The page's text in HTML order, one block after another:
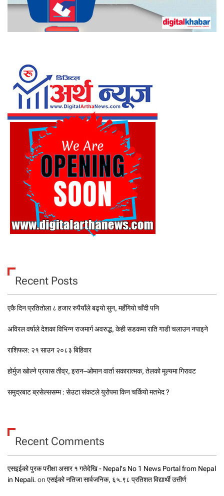
Recent Posts
एकै दिन प्रतितोला ८ हजार रुपैयाँले बढ्यो सुन, महँगियो चाँदी पनि
अविरल वर्षाले देशका विभिन्न राजमार्ग अवरुद्ध, केही सडकमा राति गाडी चलाउन नपाइने
राशिफल: २१ साउन २०८३ बिहिवार
होर्मुज खोल्ने प्रयास तीव्र, इरान–ओमान वार्ता सकारात्मक, तेलको मूल्यमा गिरावट
समुद्रबाट ब्रसेल्ससम्म : सेउटा संकटले युरोपमा किन चर्कियो मतभेद ?
Recent Comments
एसइईको पुरक परीक्षा असार १ गतेदेखि - Nepal's No 1 News Portal from Nepal
in Nepali. on एसईको नतिजा सार्वजनिक, ६५.९८ प्रतिशत विद्यार्थी उत्तीर्ण